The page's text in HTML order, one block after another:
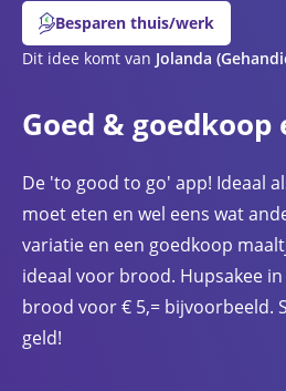
Besparen thuis/werk
Dit idee komt van Jolanda
Goed & goedkoop
De 'to good to go' app! Ideaal
moet eten en wel eens wat
variatie en een goedkoop
ideaal voor brood. Hupsakee
brood voor € 5,= bijvoorbeeld.
geld!